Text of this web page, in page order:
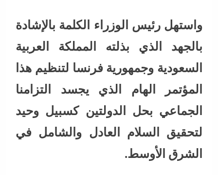
واستهل رئيس الوزراء الكلمة بالإشادة
بالجهد الذي بذلته المملكة العربية
السعودية وجمهورية فرنسا لتنظيم هذا
المؤتمر الهام الذي يجسد التزامنا
الجماعي بحل الدولتين كسبيل وحيد
لتحقيق السلام العادل والشامل في
الشرق الأوسط.